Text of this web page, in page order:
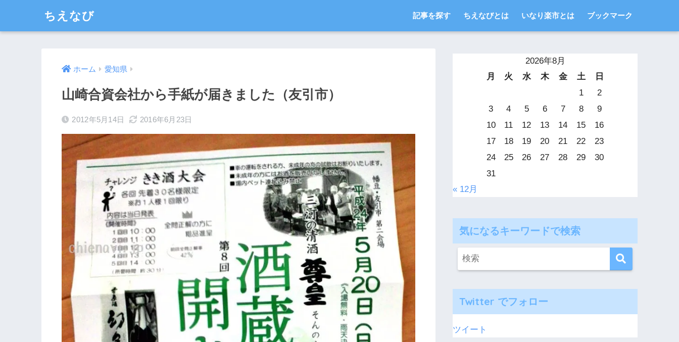
ちえなび 記事を探す ちえなびとは いなり楽市とは ブックマーク
ホーム 愛知県
山崎合資会社から手紙が届きました（友引市）
2012年5月14日 2016年6月23日
2026年8月
月
火 水 木 金 土
日
1
2
3
4 5 6 7 8
9
10
11 12 13 14 15
16
17
18 19 20 21 22
23
24
25 26 27 28 29
30
31
« 12月
気になるキーワードで検索
Twitter でフォロー
ツイート